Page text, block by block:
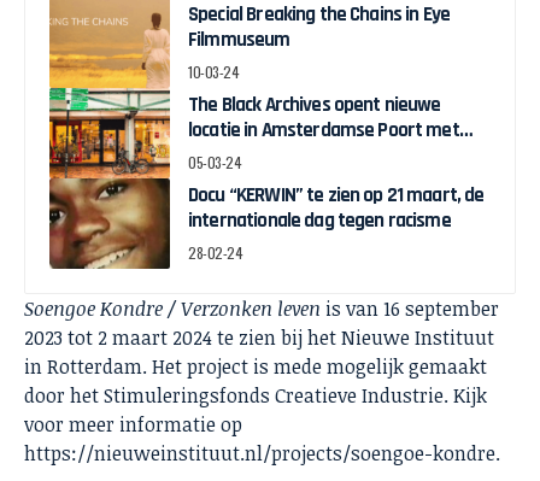
Special Breaking the Chains in Eye
Filmmuseum
10-03-24
The Black Archives opent nieuwe
locatie in Amsterdamse Poort met
pop-up expo over Ghanese
05-03-24
Docu “KERWIN” te zien op 21 maart, de
internationale dag tegen racisme
28-02-24
Soengoe Kondre / Verzonken leven is van 16 september
2023 tot 2 maart 2024 te zien bij het Nieuwe Instituut
in Rotterdam. Het project is mede mogelijk gemaakt
door het Stimuleringsfonds Creatieve Industrie. Kijk
voor meer informatie op
https://nieuweinstituut.nl/projects/soengoe-kondre.